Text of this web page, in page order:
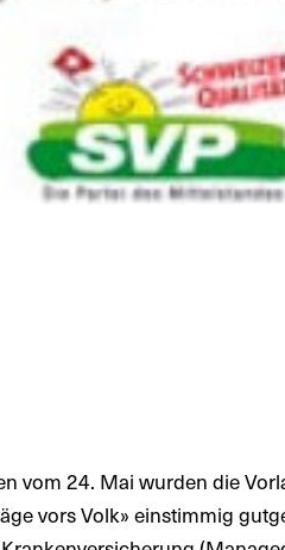
vom 24. Mai wurden die
vors Volk» einstimmig